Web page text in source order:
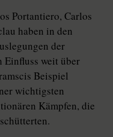
Portantiero, Carlos
haben in den
der
Einfluss weit über
Beispiel
wichtigsten
Kämpfen, die